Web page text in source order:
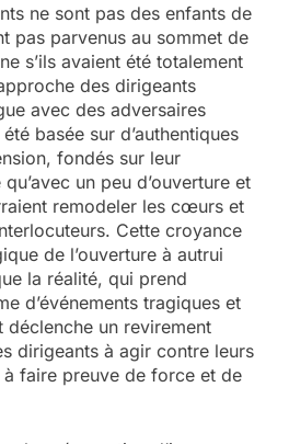
ne sont pas des enfants de
pas parvenus au sommet de
s’ils avaient été totalement
des dirigeants
avec des adversaires
basée sur d’authentiques
fondés sur leur
un peu d’ouverture et
remodeler les cœurs et
Cette croyance
de l’ouverture à autrui
la réalité, qui prend
d’événements tragiques et
un revirement
dirigeants à agir contre leurs
faire preuve de force et de